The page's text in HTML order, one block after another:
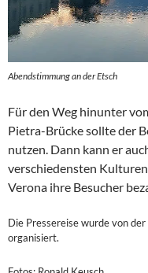
Abendstimmung an der Etsch
Für den Weg hinunter
Pietra-Brücke sollte der
nutzen. Dann kann er
verschiedensten
Verona ihre Besucher
Die Pressereise wurde von
organisiert.